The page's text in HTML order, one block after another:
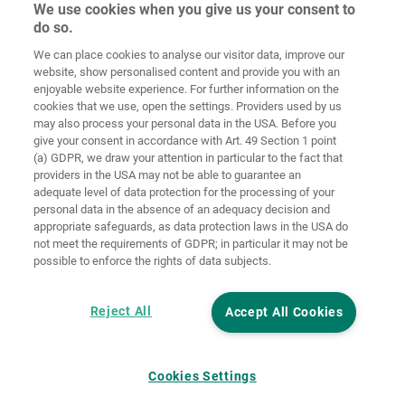
Αρχική Επικοινωνία
Στοιχεία
έκδοσης
Προστασία
δεδομένων
Γενικοί Όροι
Συναλλαγών
Οδηγίες για
Cookies Σύνδεση
Accessibility
Statement
Ρυθμίσεις cookies
We use cookies when you give us your consent to
do so.
We can place cookies to analyse our visitor data, improve our
website, show personalised content and provide you with an
enjoyable website experience. For further information on the
cookies that we use, open the settings. Providers used by us
may also process your personal data in the USA. Before you
give your consent in accordance with Art. 49 Section 1 point
(a) GDPR, we draw your attention in particular to the fact that
providers in the USA may not be able to guarantee an
adequate level of data protection for the processing of your
personal data in the absence of an adequacy decision and
appropriate safeguards, as data protection laws in the USA do
not meet the requirements of GDPR; in particular it may not be
possible to enforce the rights of data subjects.
Accept All Cookies
Reject All
Cookies Settings